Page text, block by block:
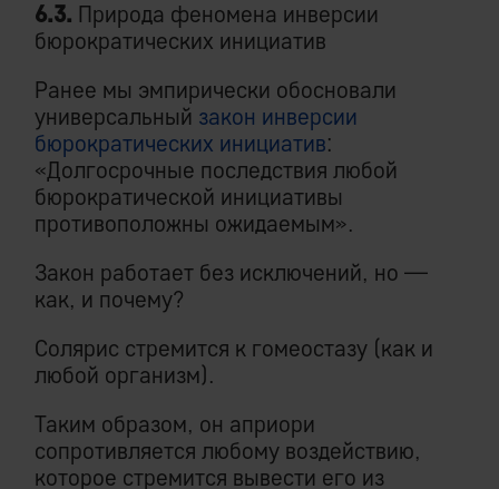
6.3. Природа феномена инверсии
бюрократических инициатив
Ранее мы эмпирически обосновали
универсальный закон инверсии
бюрократических инициатив:
«Долгосрочные последствия любой
бюрократической инициативы
противоположны ожидаемым».
Закон работает без исключений, но —
как, и почему?
Солярис стремится к гомеостазу (как и
любой организм).
Таким образом, он априори
сопротивляется любому воздействию,
которое стремится вывести его из